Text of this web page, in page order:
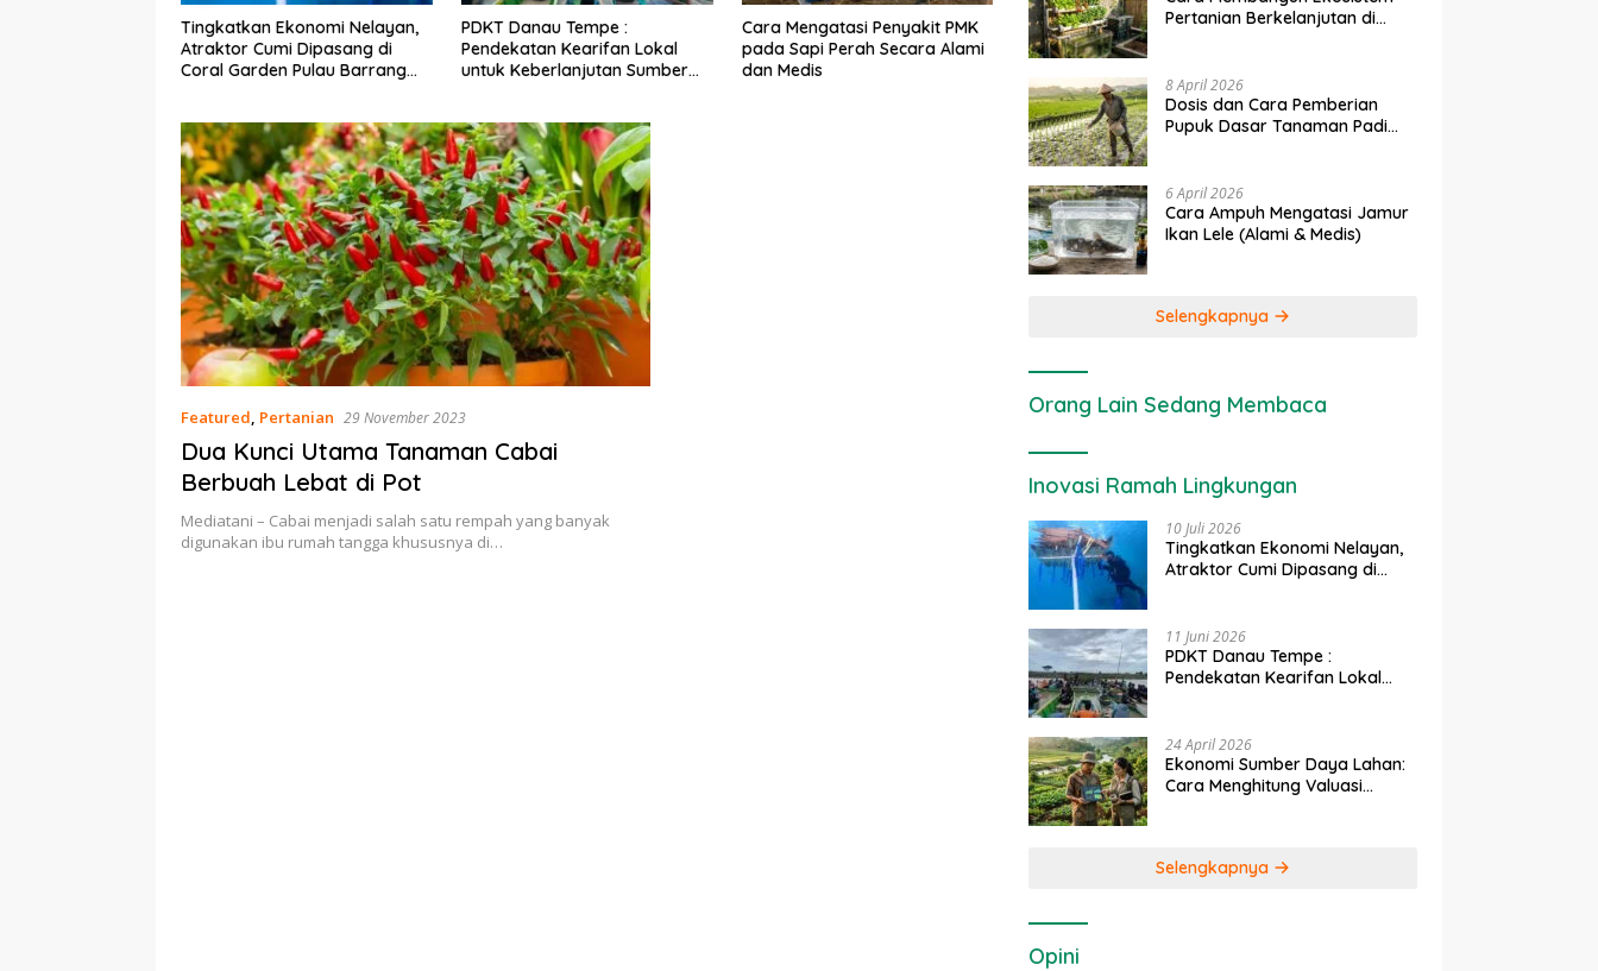
Ekonomi Nelayan,
Cumi Dipasang di
Garden Pulau Barrang
PDKT Danau Tempe :
Pendekatan Kearifan Lokal
untuk Keberlanjutan Sumber
Cara Mengatasi Penyakit PMK
pada Sapi Perah Secara Alami
dan Medis
Dosis dan Cara Pemupukan
Tanaman Padi pada Fase
Vegetatif Aktif yang Tepat
Penerapan IoT dalam
Pertanian Modern di Indonesia
Ekonomi Sumber Daya
Featured, Pertanian 29 November 2023
Dua Kunci Utama Tanaman Cabai
Berbuah Lebat di Pot
Mediatani – Cabai menjadi salah satu rempah yang banyak
digunakan ibu rumah tangga khususnya di…
Pertanian Berkelanjutan di
8 April 2026
Dosis dan Cara Pemberian
Pupuk Dasar Tanaman Padi
6 April 2026
Cara Ampuh Mengatasi Jamur
Ikan Lele (Alami & Medis)
Selengkapnya
Orang Lain Sedang Membaca
Inovasi Ramah Lingkungan
10 Juli 2026
Tingkatkan Ekonomi Nelayan,
Atraktor Cumi Dipasang di
11 Juni 2026
PDKT Danau Tempe :
Pendekatan Kearifan Lokal
24 April 2026
Ekonomi Sumber Daya Lahan:
Cara Menghitung Valuasi
Selengkapnya
Opini